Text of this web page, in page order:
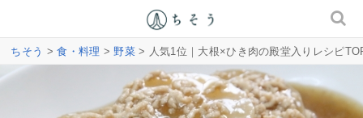
ちそう >食・料理 >野菜> 人気1位｜大根×ひき肉の殿堂入りレシピ